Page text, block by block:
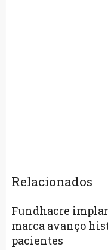
Relacionados
Fundhacre
marca avanço
pacientes